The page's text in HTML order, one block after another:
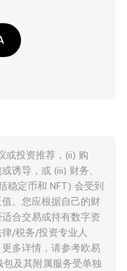
或投资推荐，(ii) 购
诱导，或 (iii) 财务、
稳定币和 NFT) 会受到
。您应根据自己的财
合交易或持有数字资
/税务/投资专业人
多详情，请参考欧易
及其附属服务受单独